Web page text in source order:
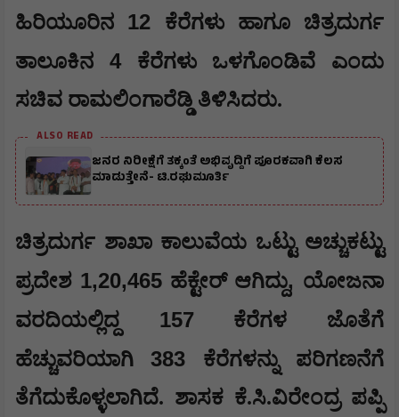
ಹಿರಿಯೂರಿನ 12 ಕೆರೆಗಳು ಹಾಗೂ ಚಿತ್ರದುರ್ಗ
ತಾಲೂಕಿನ 4ಕೆರೆಗಳು ಒಳಗೊಂಡಿವೆ ಎಂದು
ಸಚಿವ ರಾಮಲಿಂಗಾರೆಡ್ಡಿ ತಿಳಿಸಿದರು.
ALSO READ
ಜನರ ನಿರೀಕ್ಷೆಗೆ ತಕ್ಕಂತೆ ಅಭಿವೃದ್ದಿಗೆ ಪೂರಕವಾಗಿ ಕೆಲಸ
ಮಾಡುತ್ತೇನೆ- ಟಿ.ರಘುಮೂರ್ತಿ
ಚಿತ್ರದುರ್ಗ ಶಾಖಾ ಕಾಲುವೆಯ ಒಟ್ಟು ಅಚ್ಚುಕಟ್ಟು
ಪ್ರದೇಶ 1,20,465ಹೆಕ್ಟೇರ್ ಆಗಿದ್ದು, ಯೋಜನಾ
ವರದಿಯಲ್ಲಿದ್ದ 157ಕೆರೆಗಳ ಜೊತೆಗೆ
ಹೆಚ್ಚುವರಿಯಾಗಿ383 ಕೆರೆಗಳನ್ನು ಪರಿಗಣನೆಗೆ
ತೆಗೆದುಕೊಳ್ಳಲಾಗಿದೆ. ಶಾಸಕ ಕೆ.ಸಿ.ವಿರೇಂದ್ರ ಪಪ್ಪಿ